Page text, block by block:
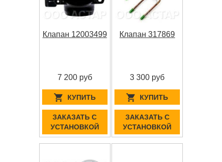
Клапан 12003499
7 200 руб
КУПИТЬ
ЗАКАЗАТЬ С
УСТАНОВКОЙ
Клапан 317869
3 300 руб
КУПИТЬ
ЗАКАЗАТЬ С
УСТАНОВКОЙ